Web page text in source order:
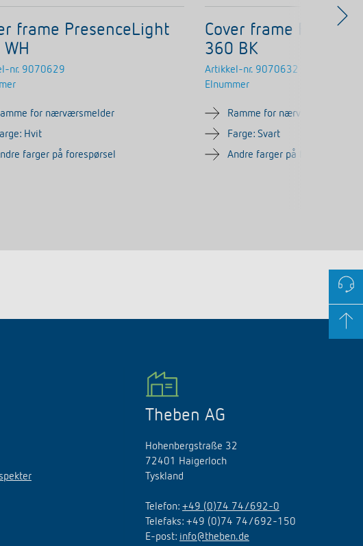
frame PresenceLight
nr. 9070629
for nærværsmelder
Hvit
farger på forespørsel
Cover frame
360 BK
Artikkel-nr. 9070632
Elnummer
Ramme for nærværsmelder
Farge: Svart
Andre farger på forespørsel
Theben AG
Hohenbergstraße 32
72401 Haigerloch
Tyskland
Telefon: +49 (0)74 74/692-0
Telefaks: +49 (0)74 74/692-150
E-post: info@theben.de